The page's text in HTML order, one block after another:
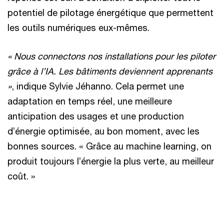
potentiel de pilotage énergétique que permettent
les outils numériques eux-mêmes.
« Nous connectons nos installations pour les piloter
grâce à l’IA. Les bâtiments deviennent apprenants
», indique Sylvie Jéhanno. Cela permet une
adaptation en temps réel, une meilleure
anticipation des usages et une production
d’énergie optimisée, au bon moment, avec les
bonnes sources. « Grâce au machine learning, on
produit toujours l’énergie la plus verte, au meilleur
coût. »